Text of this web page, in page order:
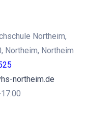
Northeim,
Northeim, Northeim
northeim.de